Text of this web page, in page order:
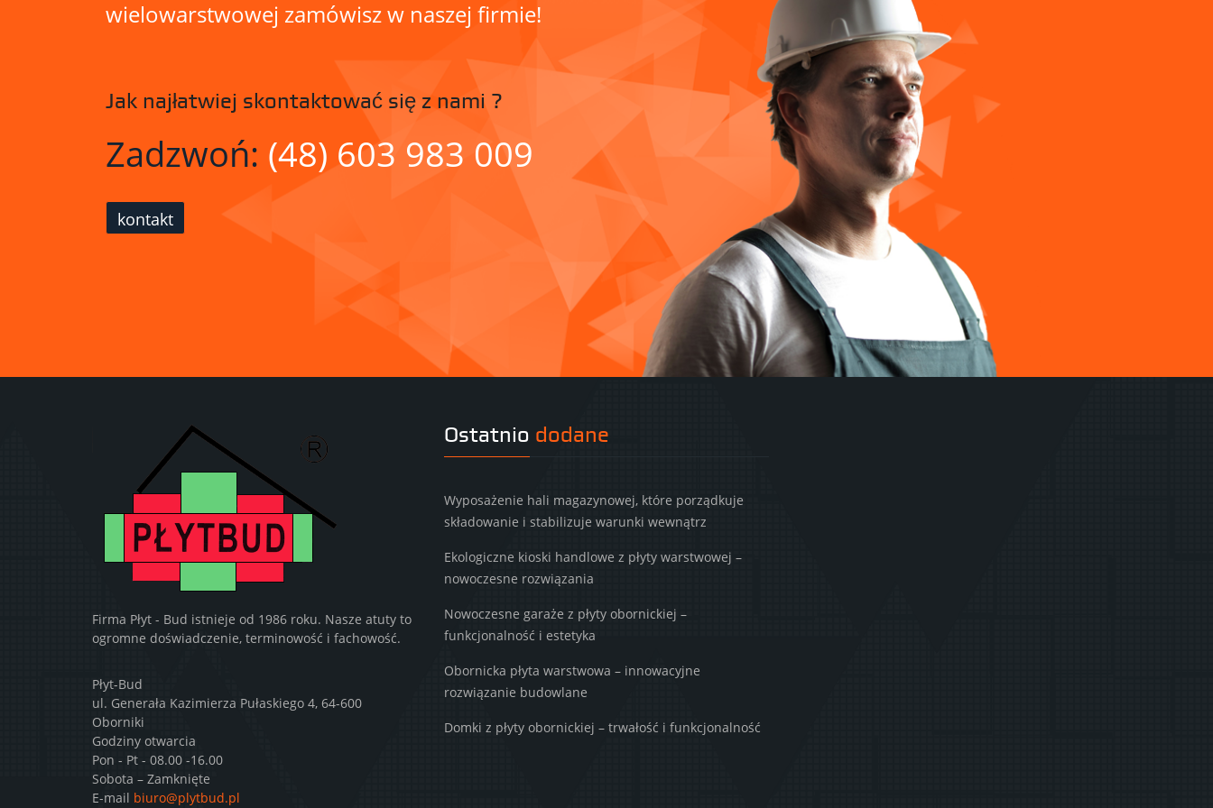
wielowarstwowej zamówisz w naszej firmie!
Jak najłatwiej skontaktować się z nami ?
Zadzwoń: (48) 603 983 009
kontakt
Firma Płyt - Bud istnieje od 1986 roku. Nasze atuty to
ogromne doświadczenie, terminowość i fachowość.
Płyt-Bud
ul. Generała Kazimierza Pułaskiego 4, 64-600
Oborniki
Godziny otwarcia
Pon - Pt - 08.00 -16.00
Sobota – Zamknięte
E-mail biuro@plytbud.pl
Ostatnio dodane
Wyposażenie hali magazynowej, które porządkuje
składowanie i stabilizuje warunki wewnątrz
Ekologiczne kioski handlowe z płyty warstwowej –
nowoczesne rozwiązania
Nowoczesne garaże z płyty obornickiej –
funkcjonalność i estetyka
Obornicka płyta warstwowa – innowacyjne
rozwiązanie budowlane
Domki z płyty obornickiej – trwałość i funkcjonalność